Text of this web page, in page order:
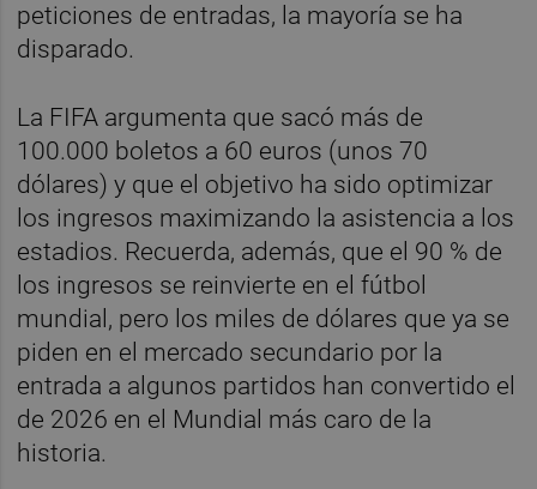
peticiones de entradas, la mayoría se ha
disparado.
La FIFA argumenta que sacó más de
100.000 boletos a 60 euros (unos 70
dólares) y que el objetivo ha sido optimizar
los ingresos maximizando la asistencia a los
estadios. Recuerda, además, que el 90 % de
los ingresos se reinvierte en el fútbol
mundial, pero los miles de dólares que ya se
piden en el mercado secundario por la
entrada a algunos partidos han convertido el
de 2026 en el Mundial más caro de la
historia.